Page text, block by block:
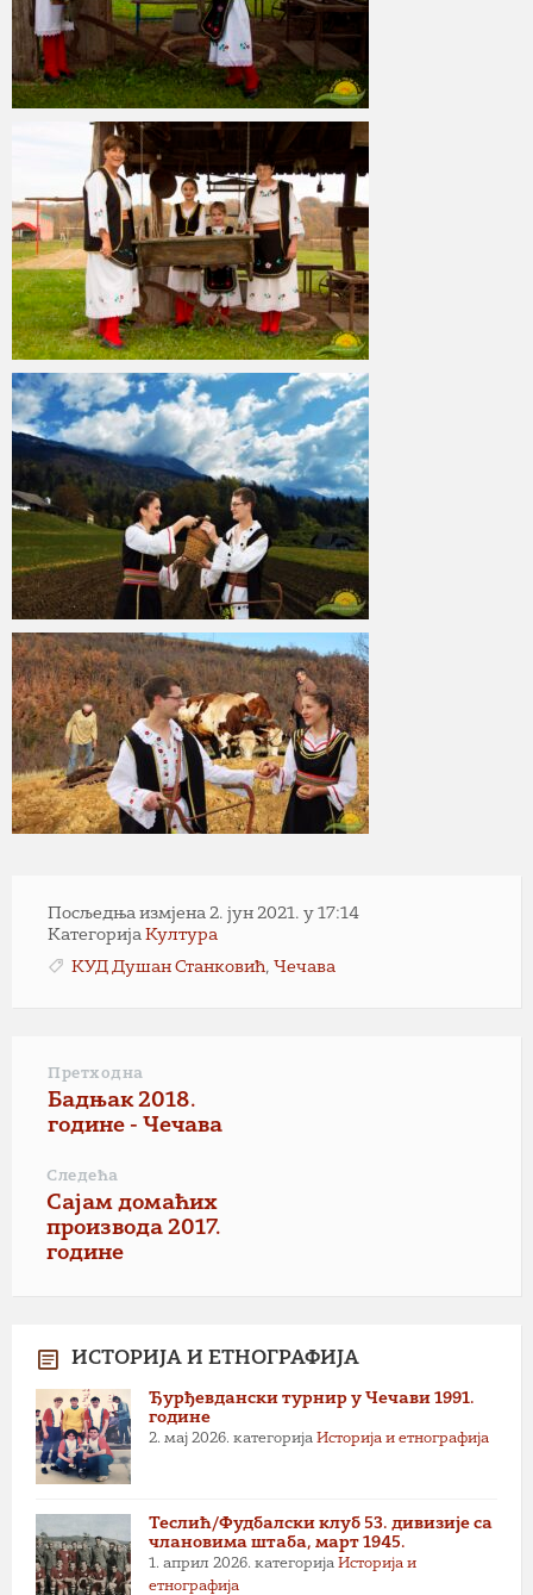
Посљедња измјена 2. јун 2021. у 17:14
Категорија Култура
КУД Душан Станковић, Чечава
Претходна
Бадњак 2018.
године - Чечава
Следећа
Сајам домаћих
производа 2017.
године
ИСТОРИЈА И ЕТНОГРАФИЈА
Ђурђевдански турнир у Чечави 1991.
године
2. мај 2026. категорија Историја и етнографија
Теслић/Фудбалски клуб 53. дивизије са
члановима штаба, март 1945.
1. април 2026. категорија Историја и
етнографија